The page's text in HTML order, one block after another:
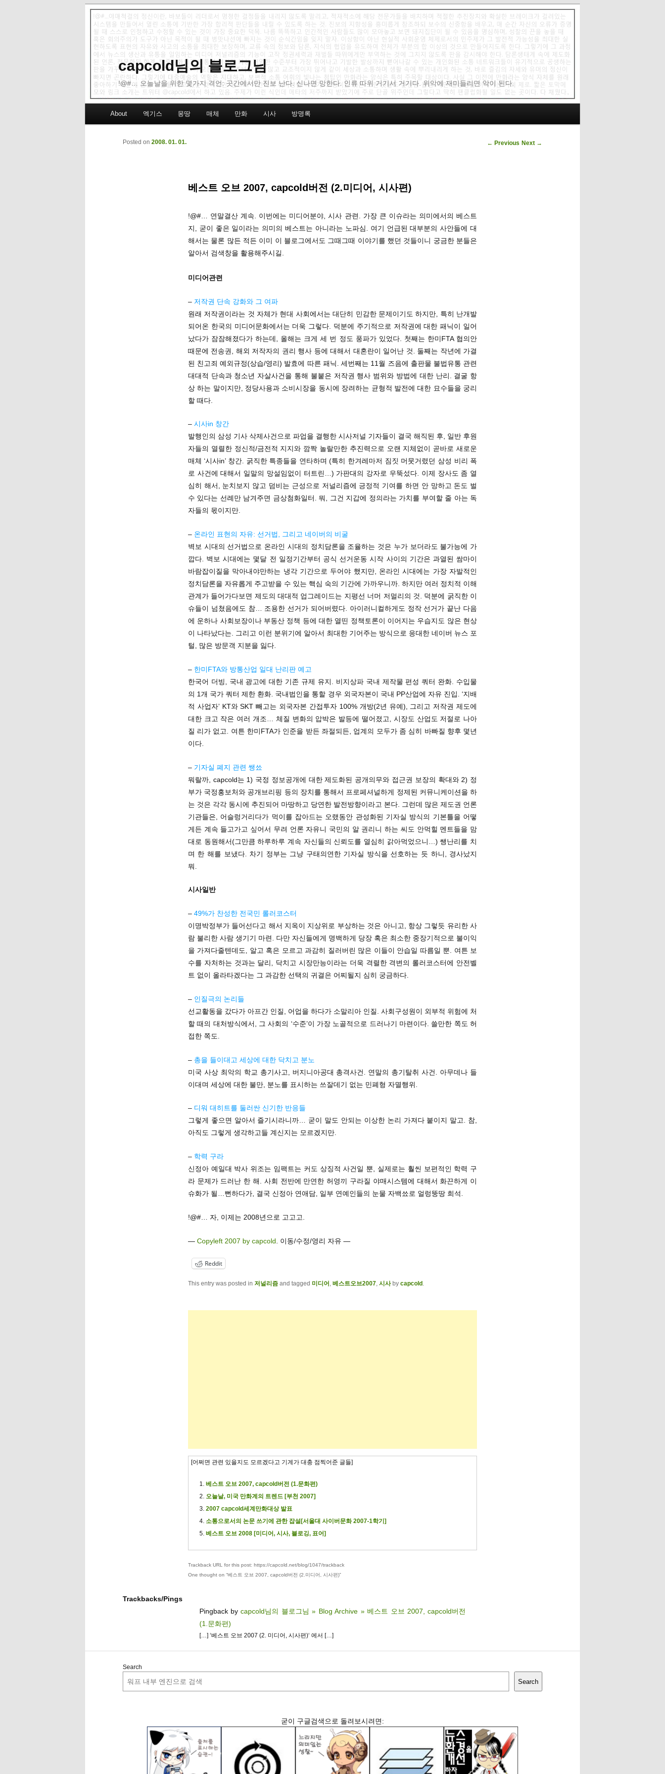
capcold님의 블로그님
!@#… 오늘날을 위한 몇가지 격언: 곳간에서만 진보 난다. 신나면 망한다. 인류 따위 거기서 거기다. 위악에 재미들리면 악이 된다.
Skip to primary content
Skip to secondary content
About 엑기스 몽땅 매체 만화 시사 방명록
Post navigation
← Previous Next →
베스트 오브 2007, capcold버전 (2.미디어, 시사편)
Posted on 2008. 01. 01.
!@#… 연말결산 계속. 이번에는 미디어분야, 시사 관련. 가장 큰 이슈라는 의미에서의 베스트
지, 굳이 좋은 일이라는 의미의 베스트는 아니라는 노파심. 여기 언급된 대부분의 사안들에 대
해서는 물론 많든 적든 이미 이 블로그에서도 그때그때 이야기를 했던 것들이니 궁금한 분들은
알아서 검색창을 활용해주시길.
미디어관련
– 저작권 단속 강화와 그 여파
원래 저작권이라는 것 자체가 현대 사회에서는 대단히 민감한 문제이기도 하지만, 특히 난개발
되어온 한국의 미디어문화에서는 더욱 그렇다. 덕분에 주기적으로 저작권에 대한 패닉이 일어
났다가 잠잠해졌다가 하는데, 올해는 크게 세 번 정도 풍파가 있었다. 첫째는 한미FTA 협의안
때문에 전송권, 해외 저작자의 권리 행사 등에 대해서 대혼란이 일어난 것. 둘째는 작년에 가결
된 친고죄 예외규정(상습/영리) 발효에 따른 패닉. 세번째는 11월 즈음에 출판물 불법유통 관련
대대적 단속과 청소년 자살사건을 통해 불붙은 저작권 행사 범위와 방법에 대한 난리. 결굴 항
상 하는 말이지만, 정당사용과 소비시장을 동시에 장려하는 균형적 발전에 대한 묘수들을 궁리
할 때다.
– 시사in 창간
발행인의 삼성 기사 삭제사건으로 파업을 결행한 시사저널 기자들이 결국 해직된 후, 일반 후원
자들의 열렬한 정신적/금전적 지지와 깜짝 놀랄만한 추진력으로 오랜 지체없이 곧바로 새로운
매체 ‘시사in’ 창간. 굵직한 특종들을 연타하며 (특히 한겨레마저 짐짓 머뭇거렸던 삼성 비리 폭
로 사건에 대해서 일말의 망설임없이 터트린…) 가판대의 강자로 우뚝섰다. 이제 장사도 좀 열
심히 해서, 눈치보지 않고 덤비는 근성으로 저널리즘에 긍정적 기여를 하면 안 망하고 돈도 벌
수 있다는 선례만 남겨주면 금상첨화일터. 뭐, 그건 지갑에 정의라는 가치를 부여할 줄 아는 독
자들의 몫이지만.
– 온라인 표현의 자유: 선거법, 그리고 네이버의 비굴
벽보 시대의 선거법으로 온라인 시대의 정치담론을 조율하는 것은 누가 보더라도 불가능에 가
깝다. 벽보 시대에는 몇달 전 일정기간부터 공식 선거운동 시작 사이의 기간은 과열된 쌈마이
바람잡이질을 막아내야만하는 냉각 기간으로 두어야 했지만, 온라인 시대에는 가장 자발적인
정치담론을 자유롭게 주고받을 수 있는 핵심 숙의 기간에 가까우니까. 하지만 여러 정치적 이해
관계가 들어가다보면 제도의 대대적 업그레이드는 지평선 너머 저멀리의 것. 덕분에 굵직한 이
슈들이 넘쳤음에도 참… 조용한 선거가 되어버렸다. 아이러니컬하게도 정작 선거가 끝난 다음
에 운하나 사회보장이나 부동산 정책 등에 대한 열띤 정책토론이 이어지는 우습지도 않은 현상
이 나타났다는. 그리고 이런 분위기에 알아서 최대한 기어주는 방식으로 응대한 네이버 뉴스 포
털, 많은 방문객 지분을 잃다.
– 한미FTA와 방통산업 일대 난리판 예고
한국어 더빙, 국내 광고에 대한 기존 규제 유지. 비지상파 국내 제작물 편성 쿼터 완화. 수입물
의 1개 국가 쿼터 제한 환화. 국내법인을 통할 경우 외국자본이 국내 PP산업에 자유 진입. ‘지배
적 사업자’ KT와 SKT 빼고는 외국자본 간접투자 100% 개방(2년 유예), 그리고 저작권 제도에
대한 크고 작은 여러 개조… 체질 변화의 압박은 발등에 떨어졌고, 시장도 산업도 저절로 나아
질 리가 없고. 여튼 한미FTA가 인준을 받든 좌절되든, 업계의 모두가 좀 심히 바빠질 향후 몇년
이다.
– 기자실 폐지 관련 쌩쑈
뭐랄까, capcold는 1) 국정 정보공개에 대한 제도화된 공개의무와 접근권 보장의 확대와 2) 정
부가 국정홍보처와 공개브리핑 등의 장치를 통해서 프로페셔널하게 정제된 커뮤니케이션을 하
는 것은 각각 동시에 추진되어 마땅하고 당연한 발전방향이라고 본다. 그런데 많은 제도권 언론
기관들은, 어슬렁거리다가 먹이를 잡아드는 오랬동안 관성화된 기자실 방식의 기본틀을 어떻
게든 계속 들고가고 싶어서 무려 언론 자유니 국민의 알 권리니 하는 씨도 안먹힐 멘트들을 맘
대로 동원해서(그만큼 하루하루 계속 자신들의 신뢰도를 열심히 갉아먹었으니…) 쌩난리를 치
며 한 해를 보냈다. 차기 정부는 그냥 구태의연한 기자실 방식을 선호하는 듯 하니, 경사났지
뭐.
시사일반
– 49%가 찬성한 전국민 롤러코스터
이명박정부가 들어선다고 해서 지옥이 지상위로 부상하는 것은 아니고, 항상 그렇듯 유리한 사
람 불리한 사람 생기기 마련. 다만 자신들에게 명백하게 당장 혹은 최소한 중장기적으로 불이익
을 가져다줄텐데도, 알고 혹은 모르고 과감히 질러버린 많은 이들이 안습일 따름일 뿐. 여튼 보
수를 자처하는 것과는 달리, 닥치고 시장만능이라는 더욱 격렬한 격변의 롤러코스터에 안전벨
트 없이 올라타겠다는 그 과감한 선택의 귀결은 어찌될지 심히 궁금하다.
– 인질극의 논리들
선교활동을 갔다가 아프간 인질, 어업을 하다가 소말리아 인질. 사회구성원이 외부적 위험에 처
할 때의 대처방식에서, 그 사회의 ‘수준’이 가장 노골적으로 드러나기 마련이다. 쓸만한 쪽도 허
접한 쪽도.
– 총을 들이대고 세상에 대한 닥치고 분노
미국 사상 최악의 학교 총기사고, 버지니아공대 총격사건. 연말의 총기탈취 사건. 아무데나 들
이대며 세상에 대한 불만, 분노를 표시하는 쓰잘데기 없는 민폐형 자멸행위.
– 디워 대히트를 둘러싼 신기한 반응들
그렇게 좋으면 알아서 즐기시라니까… 굳이 말도 안되는 이상한 논리 가져다 붙이지 말고. 참,
아직도 그렇게 생각하고들 계신지는 모르겠지만.
– 학력 구라
신정아 예일대 박사 위조는 임팩트는 커도 상징적 사건일 뿐, 실제로는 훨씬 보편적인 학력 구
라 문제가 드러난 한 해. 사회 전반에 만연한 허영끼 구라질 야매시스템에 대해서 화끈하게 이
슈화가 될…뻔하다가, 결국 신정아 연애담, 일부 연예인들의 눈물 자백쑈로 얼렁뚱땅 희석.
!@#… 자, 이제는 2008년으로 고고고.
— Copyleft 2007 by capcold . 이동/수정/영리 자유 —
Reddit
This entry was posted in 저널리즘and tagged 미디어 , 베스트오브2007, 시사by capcold .
[어쩌면 관련 있을지도 모르겠다고 기계가 대충 점찍어준 글들]
베스트 오브 2007, capcold버전 (1.문화편)
오늘날, 미국 만화계의 트렌드 [부천 2007]
2007 capcold세계만화대상 발표
소통으로서의 논문 쓰기에 관한 잡설[서울대 사이버문화 2007-1학기]
베스트 오브 2008 [미디어, 시사, 블로깅, 표어]
Trackback URL for this post: https://capcold.net/blog/1047/trackback
One thought on “베스트 오브 2007, capcold버전 (2.미디어, 시사편)”
Trackbacks/Pings
Pingback bycapcold님의 블로그님 » Blog Archive » 베스트 오브 2007, capcold버전
(1.문화편)
[…] ‘베스트 오브 2007 (2. 미디어, 시사편)‘ 에서 […]
Search
Search
굳이 구글검색으로 돌려보시려면: